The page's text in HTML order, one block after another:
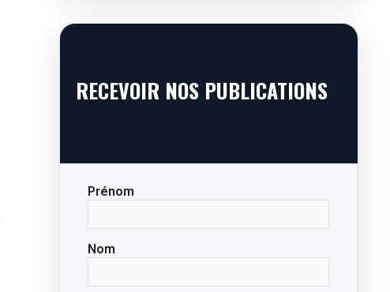
RECEVOIR NOS PUBLICATIONS
Prénom
Nom